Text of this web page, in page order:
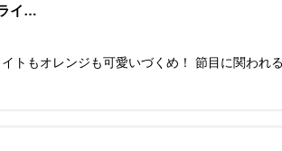
イ…
レンジも可愛いづくめ！ 節目に関われる